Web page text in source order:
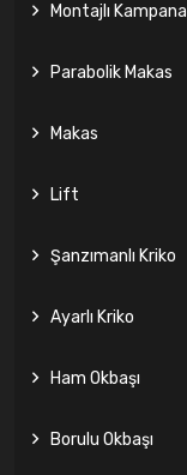
Montajlı Kampana
Parabolik Makas
Makas
Lift
Şanzımanlı Kriko
Ayarlı Kriko
Ham Okbaşı
Borulu Okbaşı